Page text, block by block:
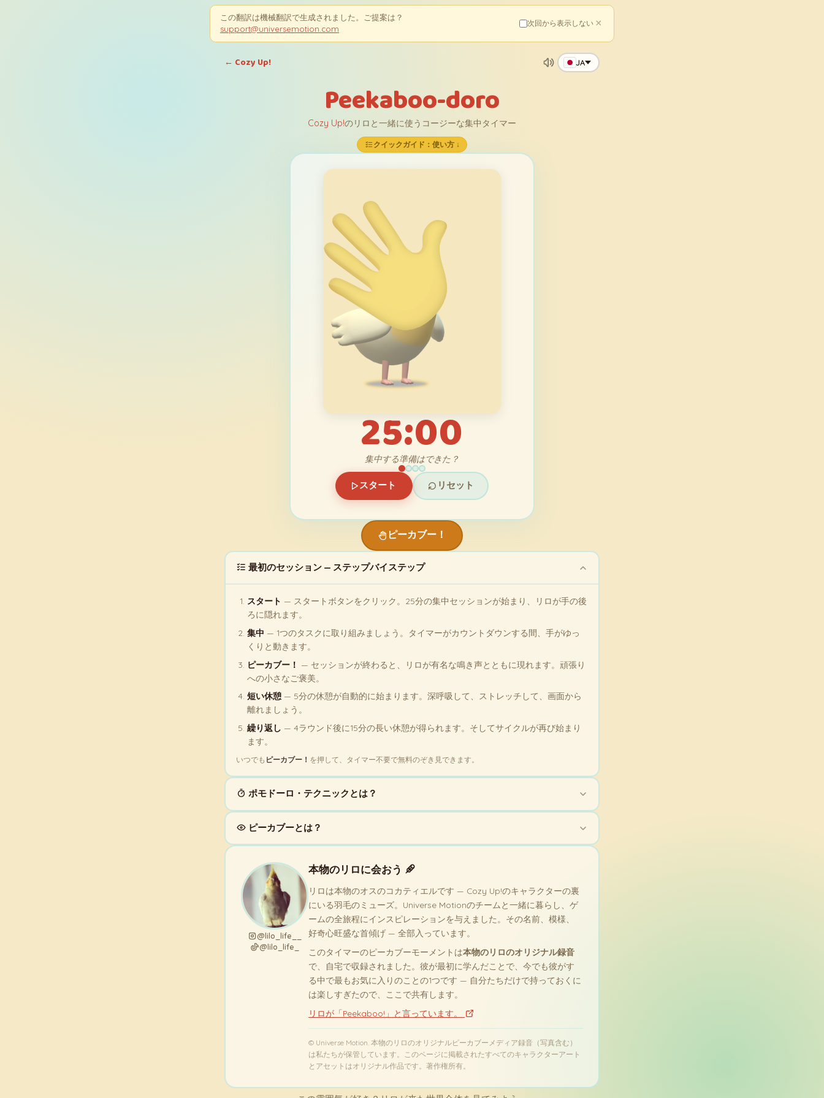
この翻訳は機械翻訳で生成されました。ご提案は？
support@universemotion.com
次回から表示しない ×
← Cozy Up! JA
Peekaboo-doro
Cozy Up!のリロと一緒に使うコージーな集中タイマー
クイックガイド：使い方 ↓
25:00
集中する準備はできた？
スタート リセット
ピーカブー！
最初のセッション — ステップバイステップ
スタート — スタートボタンをクリック。25分の集中セッションが始まり、リロが手の後
ろに隠れます。
集中 — 1つのタスクに取り組みましょう。タイマーがカウントダウンする間、手がゆっ
くりと動きます。
ピーカブー！ — セッションが終わると、リロが有名な鳴き声とともに現れます。頑張り
への小さなご褒美。
短い休憩 — 5分の休憩が自動的に始まります。深呼吸して、ストレッチして、画面から
離れましょう。
繰り返し — 4ラウンド後に15分の長い休憩が得られます。そしてサイクルが再び始まり
ます。
いつでも ピーカブー！ を押して、タイマー不要で無料のぞき見できます。
ポモドーロ・テクニックとは？
ピーカブーとは？
@lilo_life__
@lilo_life_
本物のリロに会おう
リロは本物のオスのコカティエルです — Cozy Up!のキャラクターの裏
にいる羽毛のミューズ。Universe Motionのチームと一緒に暮らし、ゲ
ームの全旅程にインスピレーションを与えました。その名前、模様、
好奇心旺盛な首傾げ — 全部入っています。
このタイマーのピーカブーモーメントは本物のリロのオリジナル録音
で、自宅で収録されました。彼が最初に学んだことで、今でも彼がす
る中で最もお気に入りのことの1つです — 自分たちだけで持っておくに
は楽しすぎたので、ここで共有します。
リロが「Peekaboo!」と言っています。
© Universe Motion. 本物のリロのオリジナルピーカブーメディア録音（写真含む）
は私たちが保管しています。このページに掲載されたすべてのキャラクターアート
とアセットはオリジナル作品です。著作権所有。